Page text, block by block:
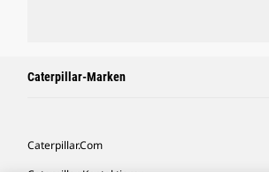
Caterpillar-Marken
Caterpillar.com